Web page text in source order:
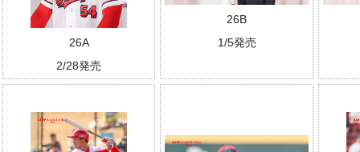
26A
2/28発売
26B
1/5発売